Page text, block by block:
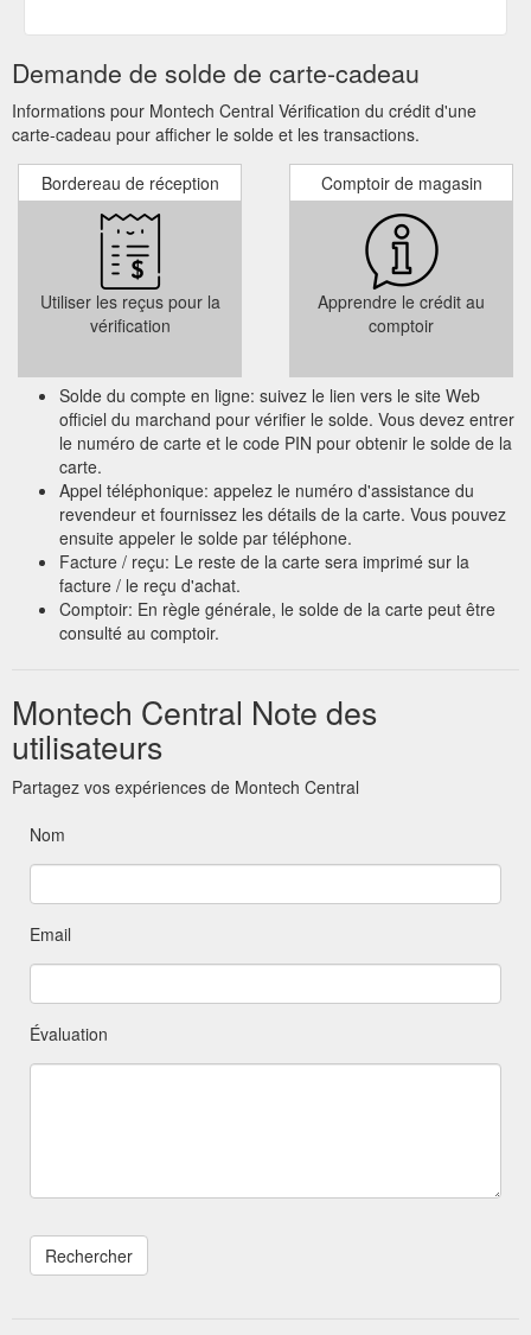
Demande de solde de carte-cadeau
Informations pour Montech Central Vérification du crédit d'une
carte-cadeau pour afficher le solde et les transactions.
Bordereau de réception
Utiliser les reçus pour la
vérification
Comptoir de magasin
Apprendre le crédit au
comptoir
Solde du compte en ligne: suivez le lien vers le site Web
officiel du marchand pour vérifier le solde. Vous devez entrer
le numéro de carte et le code PIN pour obtenir le solde de la
carte.
Appel téléphonique: appelez le numéro d'assistance du
revendeur et fournissez les détails de la carte. Vous pouvez
ensuite appeler le solde par téléphone.
Facture / reçu: Le reste de la carte sera imprimé sur la
facture / le reçu d'achat.
Comptoir: En règle générale, le solde de la carte peut être
consulté au comptoir.
Montech Central Note des
utilisateurs
Partagez vos expériences de Montech Central
Nom
Email
Évaluation